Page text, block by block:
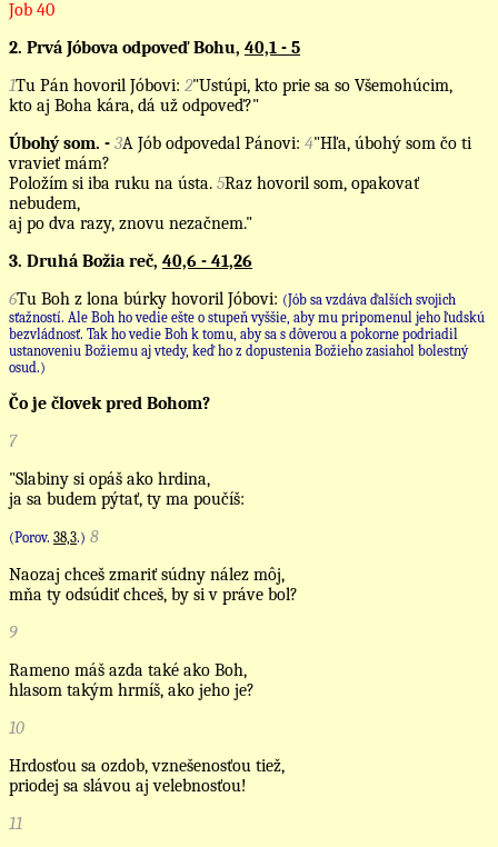
Job 40
2. Prvá Jóbova odpoveď Bohu, 40,1 - 5
1Tu Pán hovoril Jóbovi: 2"Ustúpi, kto prie sa so Všemohúcim,
kto aj Boha kára, dá už odpoveď?"
Úbohý som. - 3A Jób odpovedal Pánovi: 4"Hľa, úbohý som čo ti
vravieť mám?
Položím si iba ruku na ústa. 5Raz hovoril som, opakovať
nebudem,
aj po dva razy, znovu nezačnem."
3. Druhá Božia reč, 40,6 - 41,26
6Tu Boh z lona búrky hovoril Jóbovi: (Jób sa vzdáva ďalších svojich
sťažností. Ale Boh ho vedie ešte o stupeň vyššie, aby mu pripomenul jeho ľudskú
bezvládnosť. Tak ho vedie Boh k tomu, aby sa s dôverou a pokorne podriadil
ustanoveniu Božiemu aj vtedy, keď ho z dopustenia Božieho zasiahol bolestný
osud.)
Čo je človek pred Bohom?
7
"Slabiny si opáš ako hrdina,
ja sa budem pýtať, ty ma poučíš:
(Porov. 38,3.) 8
Naozaj chceš zmariť súdny nález môj,
mňa ty odsúdiť chceš, by si v práve bol?
9
Rameno máš azda také ako Boh,
hlasom takým hrmíš, ako jeho je?
10
Hrdosťou sa ozdob, vznešenosťou tiež,
priodej sa slávou aj velebnosťou!
11